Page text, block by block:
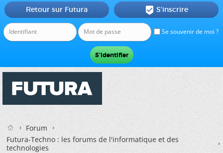
Se souvenir de moi ?
Retour sur Futura  S'inscrire
Forum
Futura-Techno : les forums de l'informatique et des
technologies